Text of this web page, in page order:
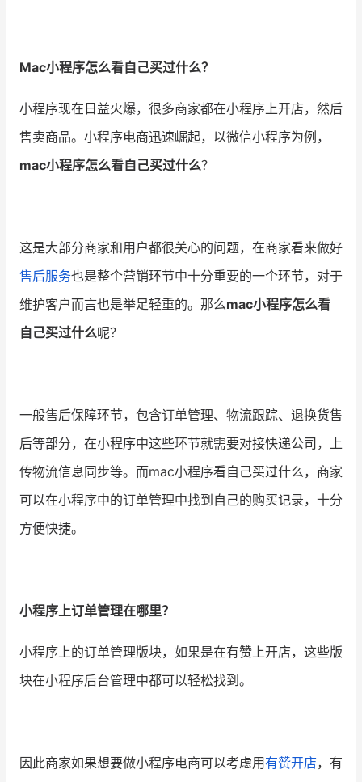
私域课程 新零售内参
增长俱乐部
增长俱乐部 有赞商盟
认证服务商 设计服务商
有赞云
Mac小程序怎么看自己买过什么？
小程序现在日益火爆，很多商家都在小程序上开店，然后
售卖商品。小程序电商迅速崛起，以微信小程序为例，
mac小程序怎么看自己买过什么？
这是大部分商家和用户都很关心的问题，在商家看来做好
售后服务也是整个营销环节中十分重要的一个环节，对于
维护客户而言也是举足轻重的。那么mac小程序怎么看
自己买过什么呢？
一般售后保障环节，包含订单管理、物流跟踪、退换货售
后等部分，在小程序中这些环节就需要对接快递公司，上
传物流信息同步等。而mac小程序看自己买过什么，商家
可以在小程序中的订单管理中找到自己的购买记录，十分
方便快捷。
小程序上订单管理在哪里？
小程序上的订单管理版块，如果是在有赞上开店，这些版
块在小程序后台管理中都可以轻松找到。
因此商家如果想要做小程序电商可以考虑用有赞开店，有